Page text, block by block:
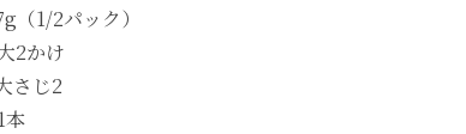
1/2パック）
け
さじ2